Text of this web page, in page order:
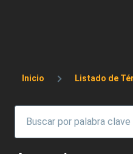
Sobrescribir
Inicio Listado de